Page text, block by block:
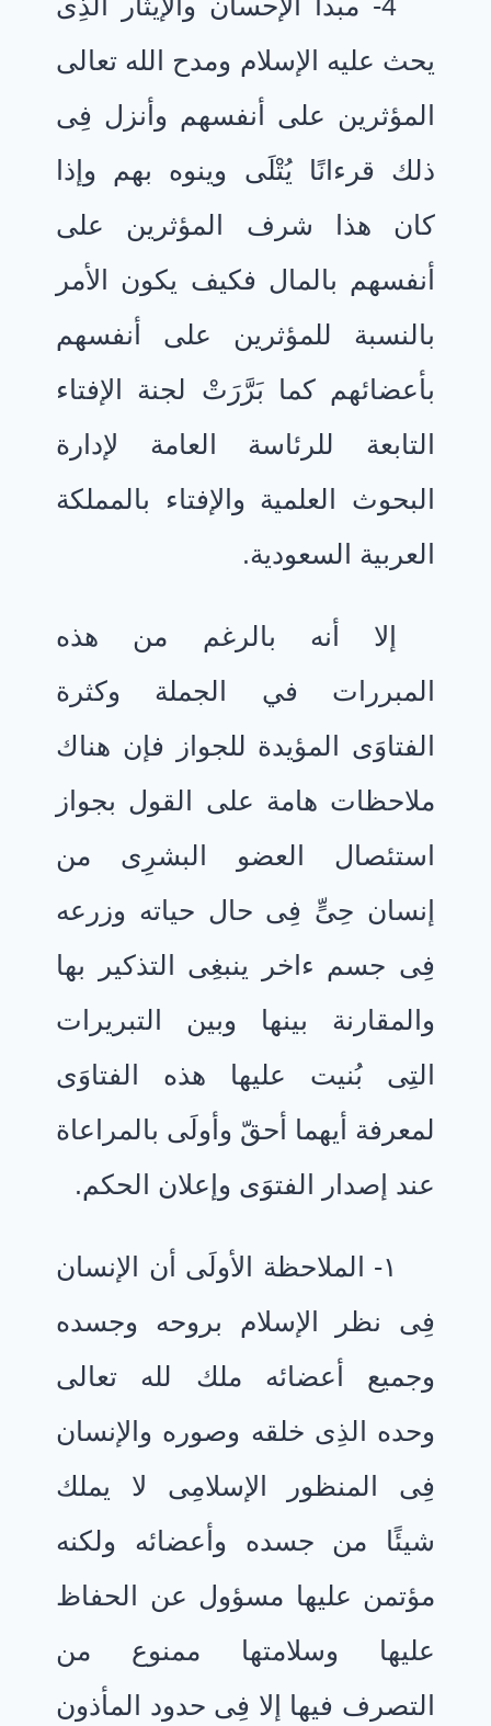
يحث عليه الإسلام ومدح الله تعالى
المؤثرين على أنفسهم وأنزل فِى
ذلك قرءانًا يُتْلَى وينوه بهم وإذا
كان هذا شرف المؤثرين على
أنفسهم بالمال فكيف يكون الأمر
بالنسبة للمؤثرين على أنفسهم
بأعضائهم كما بَرَّرَتْ لجنة الإفتاء
التابعة للرئاسة العامة لإدارة
البحوث العلمية والإفتاء بالمملكة
العربية السعودية.
إلا أنه بالرغم من هذه
المبررات في الجملة وكثرة
الفتاوَى المؤيدة للجواز فإن هناك
ملاحظات هامة على القول بجواز
استئصال العضو البشرِى من
إنسان حِىٍّ فِى حال حياته وزرعه
فِى جسم ءاخر ينبغِى التذكير بها
والمقارنة بينها وبين التبريرات
التِى بُنيت عليها هذه الفتاوَى
لمعرفة أيهما أحقّ وأولَى بالمراعاة
عند إصدار الفتوَى وإعلان الحكم.
١- الملاحظة الأولَى أن الإنسان
فِى نظر الإسلام بروحه وجسده
وجميع أعضائه ملك لله تعالى
وحده الذِى خلقه وصوره والإنسان
فِى المنظور الإسلامِى لا يملك
شيئًا من جسده وأعضائه ولكنه
مؤتمن عليها مسؤول عن الحفاظ
عليها وسلامتها ممنوع من
التصرف فيها إلا فِى حدود المأذون